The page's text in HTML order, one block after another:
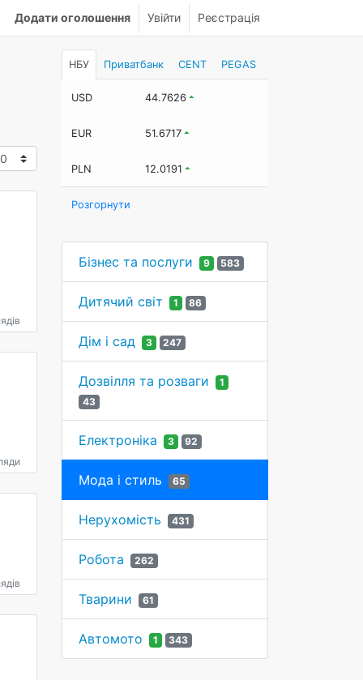
Додати оголошення Увійти Реєстрація
НБУ Приватбанк CENT PEGAS
USD 44.7626
EUR 51.6717
PLN 12.0191
Розгорнути
Бізнес та послуги 9 583
Дитячий світ 1 86
Дім і сад 3 247
Дозвілля та розваги
1
43
Електроніка 3 92
Мода і стиль 65
Нерухомість 431
Робота 262
Тварини 61
Автомото 1 343